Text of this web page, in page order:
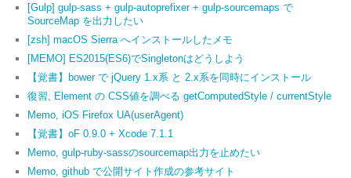
[Gulp] gulp-sass + gulp-autoprefixer + gulp-sourcemaps で
SourceMap を出力したい
[zsh] macOS Sierra へインストールしたメモ
[MEMO] ES2015(ES6)でSingletonはどうしよう
【覚書】bower で jQuery 1.x系 と 2.x系を同時にインストール
復習, Element の CSS値を調べる getComputedStyle / currentStyle
Memo, iOS Firefox UA(userAgent)
【覚書】oF 0.9.0 + Xcode 7.1.1
Memo, gulp-ruby-sassのsourcemap出力を止めたい
Memo, github で公開サイト作成の参考サイト